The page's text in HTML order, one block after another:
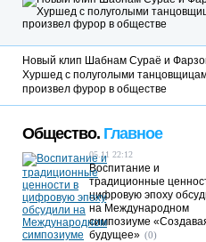
Новый клип Шабнам Сураё и
Хуршед с полуголыми
произвел фурор в обществе
Общество. Главное
05.11 22:12
Воспитание и
традиционные
цифровую эпоху
на Международном
симпозиуме
будущее» (0)